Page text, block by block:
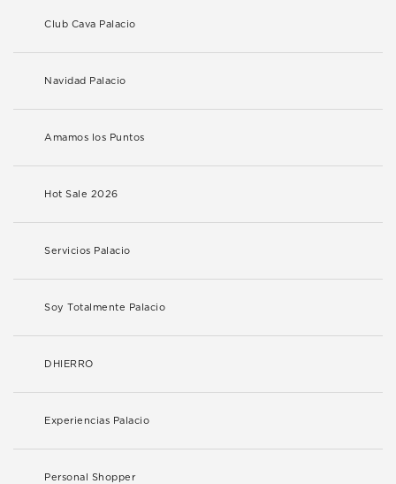
Club Cava Palacio
Navidad Palacio
Amamos los Puntos
Hot Sale 2026
Servicios Palacio
Soy Totalmente Palacio
DHIERRO
Experiencias Palacio
Personal Shopper